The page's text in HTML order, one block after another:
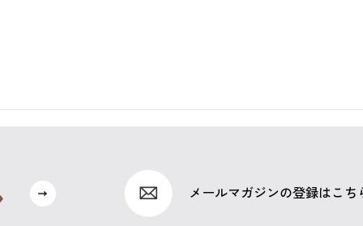
メールマガジンの登録はこち